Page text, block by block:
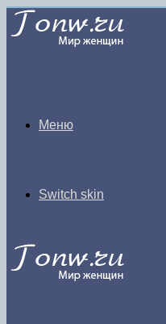
Меню
Switch skin